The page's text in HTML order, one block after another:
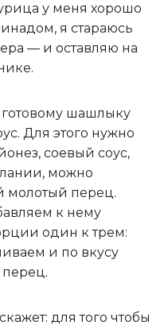
у меня хорошо
я стараюсь
— и оставляю на
шашлыку
Для этого нужно
соевый соус,
можно
молотый перец.
к нему
один к трем:
и по вкусу
перец.
для того чтобы